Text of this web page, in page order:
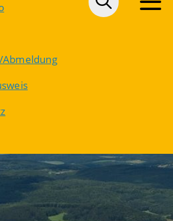
Abmeldung